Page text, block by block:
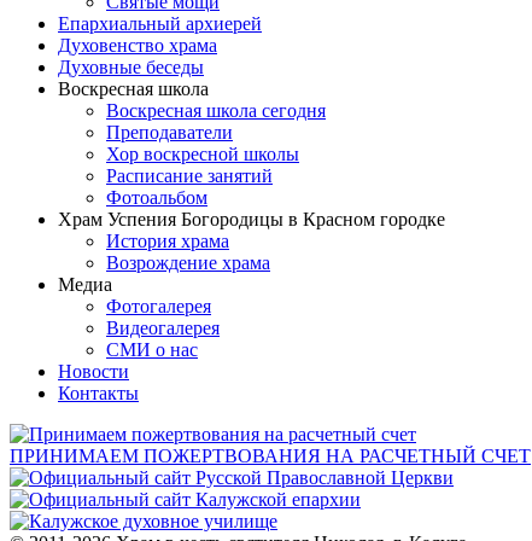
Епархиальный архиерей
Духовенство храма
Духовные беседы
Воскресная школа
Воскресная школа сегодня
Преподаватели
Хор воскресной школы
Расписание занятий
Фотоальбом
Храм Успения Богородицы в Красном городке
История храма
Возрождение храма
Медиа
Фотогалерея
Видеогалерея
СМИ о нас
Новости
Контакты
ПРИНИМАЕМ ПОЖЕРТВОВАНИЯ НА РАСЧЕТНЫЙ СЧЕТ